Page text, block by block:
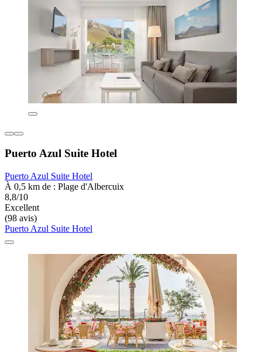
Puerto Azul Suite Hotel
Puerto Azul Suite Hotel
À 0,5 km de : Plage d'Albercuix
8,8/10
Excellent
(98 avis)
Puerto Azul Suite Hotel